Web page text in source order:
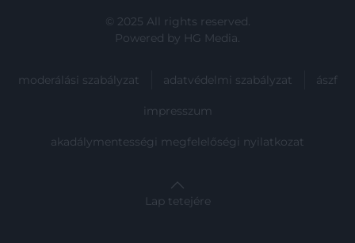
© 2025 All rights reserved.
Powered by HG Media.
moderálási szabályzat adatvédelmi szabályzat ászf
impresszum
akadálymentességi megfelelőségi nyilatkozat
Lap tetejére